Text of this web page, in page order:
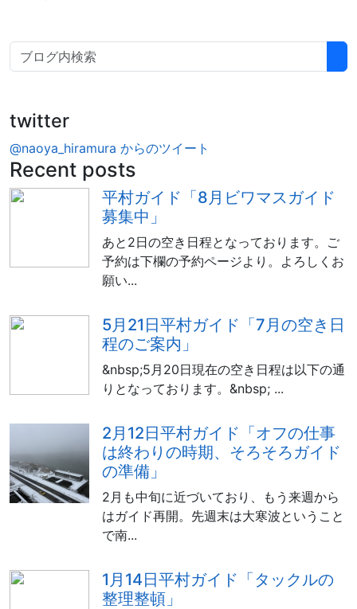
twitter
@naoya_hiramura からのツイート
Recent posts
平村ガイド「8月ビワマスガイド
募集中」
あと2日の空き日程となっております。ご
予約は下欄の予約ページより。よろしくお
願い...
5月21日平村ガイド「7月の空き日
程のご案内」
&nbsp;5月20日現在の空き日程は以下の通
りとなっております。&nbsp; ...
2月12日平村ガイド「オフの仕事
は終わりの時期、そろそろガイド
の準備」
2月も中旬に近づいており、もう来週から
はガイド再開。先週末は大寒波ということ
で南...
1月14日平村ガイド「タックルの
整理整頓」